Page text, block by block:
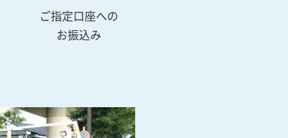
ご指定口座への
お振込み